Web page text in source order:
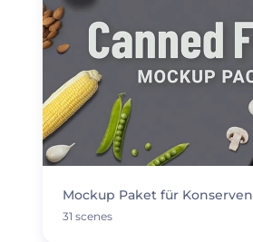
Mockup Paket für Konserven
31 scenes